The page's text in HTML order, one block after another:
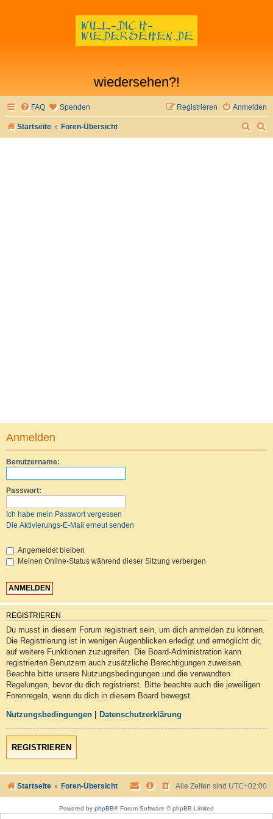
wiedersehen?!
FAQ Spenden Anmelden
Registrieren
Startseite Foren-Übersicht
Anmelden
Benutzername:
Passwort:
Ich habe mein Passwort vergessen
Die Aktivierungs-E-Mail erneut senden
Angemeldet bleiben
Meinen Online-Status während dieser Sitzung verbergen
REGISTRIEREN
Du musst in diesem Forum registriert sein, um dich anmelden zu können.
Die Registrierung ist in wenigen Augenblicken erledigt und ermöglicht dir,
auf weitere Funktionen zuzugreifen. Die Board-Administration kann
registrierten Benutzern auch zusätzliche Berechtigungen zuweisen.
Beachte bitte unsere Nutzungsbedingungen und die verwandten
Regelungen, bevor du dich registrierst. Bitte beachte auch die jeweiligen
Forenregeln, wenn du dich in diesem Board bewegst.
Nutzungsbedingungen Datenschutzerklärung
REGISTRIEREN
Startseite Foren-Übersicht Alle Zeiten sind UTC+02:00
Powered by phpBB® Forum Software © phpBB Limited